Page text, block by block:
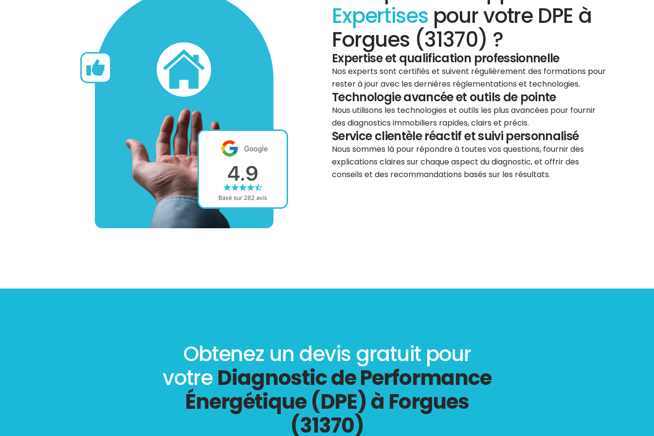
Expertises pour votre DPE à
Forgues (31370) ?
Expertise et qualification professionnelle
Nos experts sont certifiés et suivent régulièrement des formations pour
rester à jour avec les dernières réglementations et technologies.
Technologie avancée et outils de pointe
Nous utilisons les technologies et outils les plus avancées pour fournir
des diagnostics immobiliers rapides, clairs et précis.
Service clientèle réactif et suivi personnalisé
Nous sommes là pour répondre à toutes vos questions, fournir des
explications claires sur chaque aspect du diagnostic, et offrir des
conseils et des recommandations basés sur les résultats.
Obtenez un devis gratuit pour
votre Diagnostic de Performance
Énergétique (DPE) à Forgues
(31370)